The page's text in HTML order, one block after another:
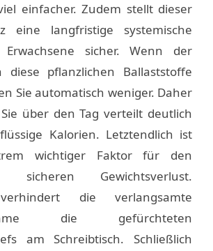
einfacher. Zudem stellt dieser
eine langfristige systemische
sicher. Wenn der
diese pflanzlichen Ballaststoffe
Sie automatisch weniger. Daher
über den Tag verteilt deutlich
Kalorien. Letztendlich ist
wichtiger Faktor für den
sicheren Gewichtsverlust.
die verlangsamte
die gefürchteten
am Schreibtisch. Schließlich